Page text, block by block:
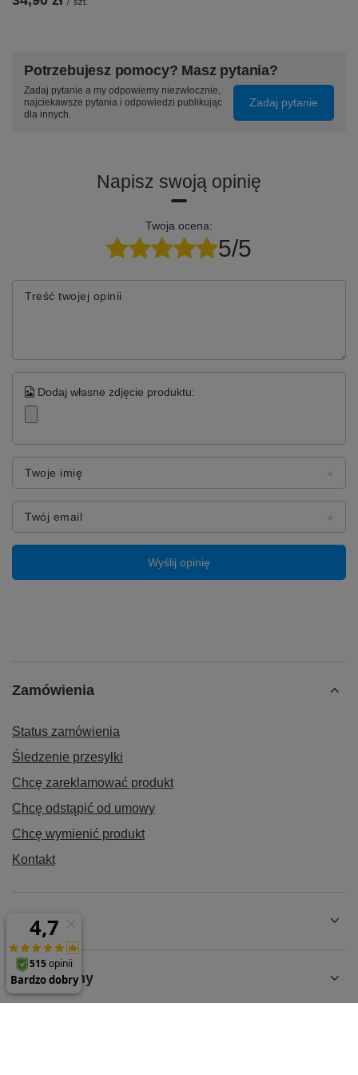
SM-A037G/DSN
Potrzebujesz pomocy? Masz pytania?
Zadaj pytanie a my odpowiemy niezwłocznie,
najciekawsze pytania i odpowiedzi publikując
dla innych.
Zadaj pytanie
Napisz swoją opinię
Twoja ocena:
5/5
Treść twojej opinii
Dodaj własne zdjęcie produktu:
Twoje imię
Twój email
Wyślij opinię
Zamówienia
Status zamówienia
Śledzenie przesyłki
Chcę zareklamować produkt
Chcę odstąpić od umowy
Chcę wymienić produkt
Kontakt
Konto
Regulaminy